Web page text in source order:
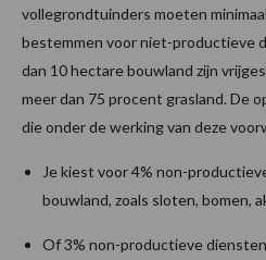
vollegrondtuinders moeten
bestemmen voor niet-productieve
dan 10 hectare bouwland zijn
meer dan 75 procent grasland. De
die onder de werking van deze
Je kiest voor 4% non-
bouwland, zoals sloten, bomen,
Of 3% non-productieve